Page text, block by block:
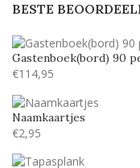
LillyBelle 30
Lucida handwriting
53
Monotype corosiva 53
Stea
Stencil 53
BESTE
Gastenboek(bord) 90
€114,95
Naamkaartjes
€2,95